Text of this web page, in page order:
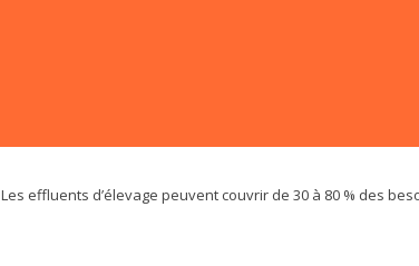
Les effluents d’élevage peuvent couvrir de 30 à 80 % des